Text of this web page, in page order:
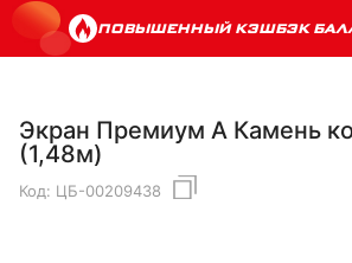
ПОВЫШЕННЫЙ КЭШБЭК
Экран Премиум А Камень
(1,48м)
Код: ЦБ-00209438